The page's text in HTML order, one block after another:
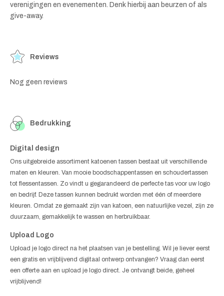
verenigingen en evenementen. Denk hierbij aan beurzen of als
give-away.
Reviews
Nog geen reviews
Bedrukking
Digital design
Ons uitgebreide assortiment katoenen tassen bestaat uit verschillende
maten en kleuren. Van mooie boodschappentassen en schoudertassen
tot flessentassen. Zo vindt u gegarandeerd de perfecte tas voor uw logo
en bedrijf. Deze tassen kunnen bedrukt worden met één of meerdere
kleuren. Omdat ze gemaakt zijn van katoen, een natuurlijke vezel, zijn ze
duurzaam, gemakkelijk te wassen en herbruikbaar.
Upload Logo
Upload je logo direct na het plaatsen van je bestelling. Wil je liever eerst
een gratis en vrijblijvend digitaal ontwerp ontvangen? Vraag dan eerst
een offerte aan en upload je logo direct. Je ontvangt beide, geheel
vrijblijvend!